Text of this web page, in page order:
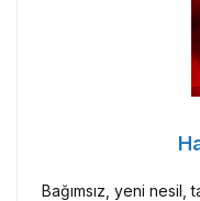
Bağımsız, yeni